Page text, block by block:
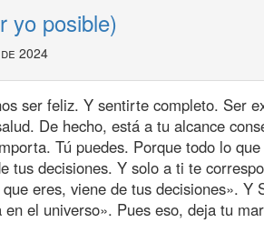
yo posible)
2024
ser feliz. Y sentirte completo. Ser
De hecho, está a tu alcance
Tú puedes. Porque todo lo
tus decisiones. Y solo a ti te
eres, viene de tus decisiones».
el universo». Pues eso, deja tu